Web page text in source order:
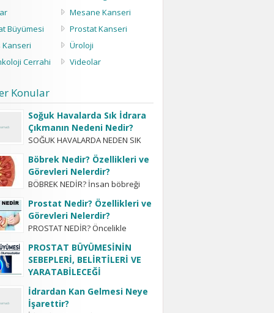
Mesane Kanseri
Büyümesi
Prostat Kanseri
Kanseri
Üroloji
Cerrahi
Videolar
Konular
Soğuk Havalarda Sık İdrara
Çıkmanın Nedeni Nedir?
SOĞUK HAVALARDA NEDEN SIK
İDRARA ÇIKILIR? Hastaların merak
ettiği bir başka konu da ”soğuk
havalarda sık idrara gitme ve
bol...
Böbrek Nedir? Özellikleri ve
Görevleri Nelerdir?
BÖBREK NEDİR? İnsan böbreği
şekil olarak kasaplık hayvanların
böbreğine benzemektedir. Sağda
ve solda olmak üzere iki adettir.
Nadiren bazı insanlarda...
Prostat Nedir? Özellikleri ve
Görevleri Nelerdir?
PROSTAT NEDİR? Öncelikle
prostatın vücutta bir organ
olduğu, bunun bir hastalık ismi
olmadığı bilinmelidir. Tabii ki her
organın hastalıkları olduğu gibi...
PROSTAT BÜYÜMESİNİN
SEBEPLERİ, BELİRTİLERİ VE
YARATABİLECEĞİ
OLUMSUZLUKLAR
-prostat ne demektir? -prostat
büyümesinin sebepleri nelerdir? -
İdrardan Kan Gelmesi Neye
İşarettir?